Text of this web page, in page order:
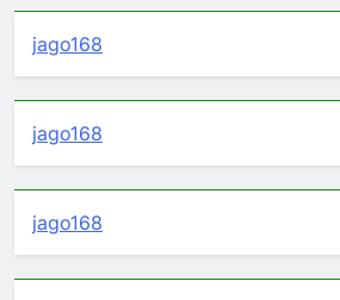
jago168
jago168
jago168